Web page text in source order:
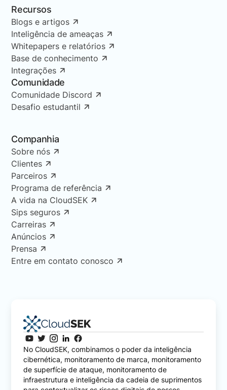
Recursos
Blogs e artigos
Inteligência de ameaças
Whitepapers e relatórios
Base de conhecimento
Integrações
Comunidade
Comunidade Discord
Desafio estudantil
Companhia
Sobre nós
Clientes
Parceiros
Programa de referência
A vida na CloudSEK
Sips seguros
Carreiras
Anúncios
Prensa
Entre em contato conosco
No CloudSEK, combinamos o poder da inteligência
cibernética, monitoramento de marca, monitoramento
de superfície de ataque, monitoramento de
infraestrutura e inteligência da cadeia de suprimentos